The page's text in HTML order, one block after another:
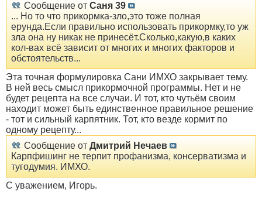
Сообщение от Саня 39
... Но то что прикормка-зло,это тоже полная
ерунда.Если правильно использовать прикормку,то уж
зла она ну никак не принесёт.Сколько,какую,в каких
кол-вах всё зависит от многих и многих факторов и
обстоятельств...
Эта точная формулировка Сани ИМХО закрывает тему.
В ней весь смысл прикормочной программы. Нет и не
будет рецепта на все случаи. И тот, кто чутьём своим
находит может быть единственное правильное решение
- тот и сильный карпятник. Тот, кто везде кормит по
одному рецепту...
Сообщение от Дмитрий Нечаев
Карпфишинг не терпит профанизма, консерватизма и
тугодумия. ИМХО.
С уважением, Игорь.